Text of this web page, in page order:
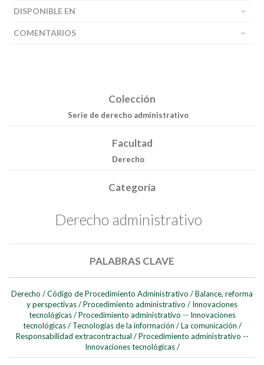
DISPONIBLE EN
COMENTARIOS
Colección
Serie de derecho administrativo
Facultad
Derecho
Categoría
Derecho administrativo
PALABRAS CLAVE
Derecho /Código de Procedimiento Administrativo /Balance, reforma
y perspectivas/Procedimiento administrativo / Innovaciones
tecnológicas / Procedimiento administrativo -- Innovaciones
tecnológicas / Tecnologías de la información / La comunicación /
Responsabilidad extracontractual / Procedimiento administrativo --
Innovaciones tecnológicas /